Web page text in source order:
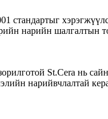
стандартыг
нарийн шалгалтын
St.Cera нь
нарийвчлалтай